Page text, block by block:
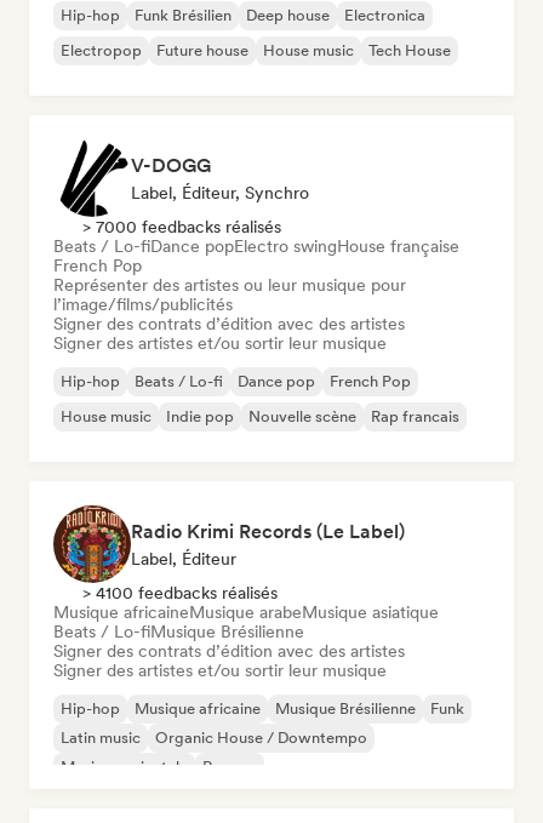
Hip-hop Funk Brésilien Deep house
Electronica
Electropop
Future house House music Tech House
V-DOGG
Label, Éditeur, Synchro
> 7000 feedbacks réalisés
Beats / Lo-fiDance popElectro swingHouse française
French Pop
Représenter des artistes ou leur musique pour
l’image/films/publicités
Signer des contrats d’édition avec des artistes
Signer des artistes et/ou sortir leur musique
Hip-hop Beats / Lo-fi Dance pop
French Pop
House music
Indie pop Nouvelle scène Rap francais
Radio Krimi Records (Le Label)
Label, Éditeur
> 4100 feedbacks réalisés
Musique africaineMusique arabeMusique asiatique
Beats / Lo-fiMusique Brésilienne
Signer des contrats d’édition avec des artistes
Signer des artistes et/ou sortir leur musique
Hip-hop Musique africaine Musique Brésilienne
Funk
Latin music
Organic House / Downtempo
Musique orientale
Reggae